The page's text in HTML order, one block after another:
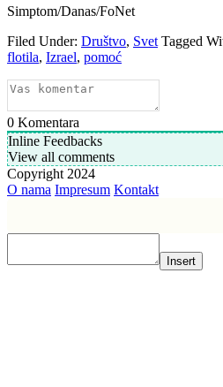
Simptom/Danas/FoNet
Filed Under: Društvo, Svet Tagged
flotila, Izrael, pomoć
0 Komentara
Inline Feedbacks
View all comments
Copyright 2024
O nama Impresum Kontakt
Insert